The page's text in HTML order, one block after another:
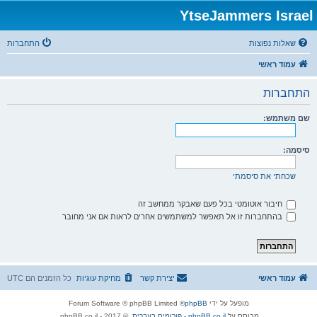
YtseJammers Israel
שאלות נפוצות התחברות
עמוד ראשי
התחברות
שם משתמש:
סיסמה:
שכחתי את סיסמתי
חיבור אוטומטי בכל פעם שאבקר ממחשב זה
בהתחברות זו אל תאפשר למשתמשים אחרים לראות אם אני מחובר
עמוד ראשי כל הזמנים הם UTC מחיקת עוגיות יצירת קשר
מופעל על ידי phpBB
® Forum Software © phpBB Limited